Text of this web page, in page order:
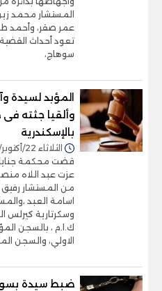
المستشار محمد
عمر صقر، وأحمد
سوهاج،
المؤبد لسيدة
وألقيا جثته
بالإسكندرية
الثلاثاء 22/أكتوبر/2024 - 11:59 ص
قضت محكمة جنايات
عزت عبد اللاه
من المستشار رفيق
اسامة العبد
وسكرتارية كيرلس
ك.ا.م ، بالسجن
الاولي، والسجن المشدد 3
ضبط سيدة